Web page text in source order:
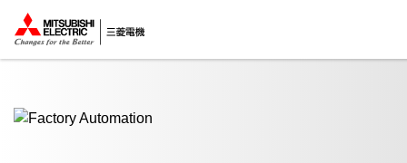
ここから本文